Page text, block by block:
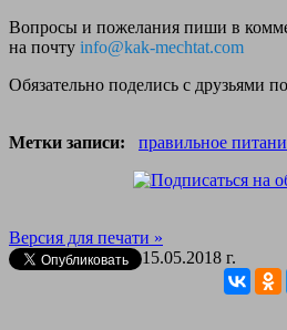
Вопросы и пожелания пиши в
на почту info@kak-mechtat.com
Обязательно поделись с друзьями
Метки записи: правильное
Версия для печати »
15.05.2018 г.